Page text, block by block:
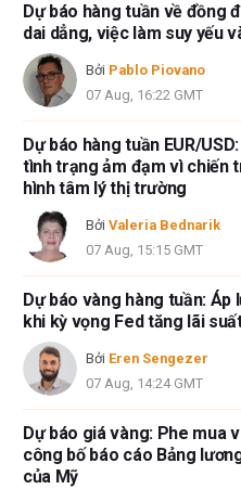
Dự báo hàng tuần về đồng
dai dẳng, việc làm suy yếu
Bởi Pablo Piovano
07 Aug, 16:22 GMT
Dự báo hàng tuần EUR/
tình trạng ảm đạm vì chiến
hình tâm lý thị trường
Bởi Valeria Bednarik
07 Aug, 15:15 GMT
Dự báo vàng hàng tuần: Áp
khi kỳ vọng Fed tăng lãi
Bởi Eren Sengezer
07 Aug, 14:24 GMT
Dự báo giá vàng: Phe mua
công bố báo cáo Bảng
của Mỹ